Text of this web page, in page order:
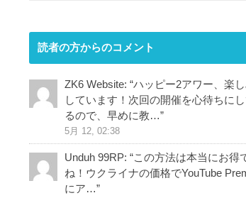
読者の方からのコメント
ZK6 Website: “ハッピー2アワー、楽
しています！次回の開催を心待ちに
るので、早めに教…”
5月 12, 02:38
Unduh 99RP: “この方法は本当にお得
ね！ウクライナの価格でYouTube
にア…”